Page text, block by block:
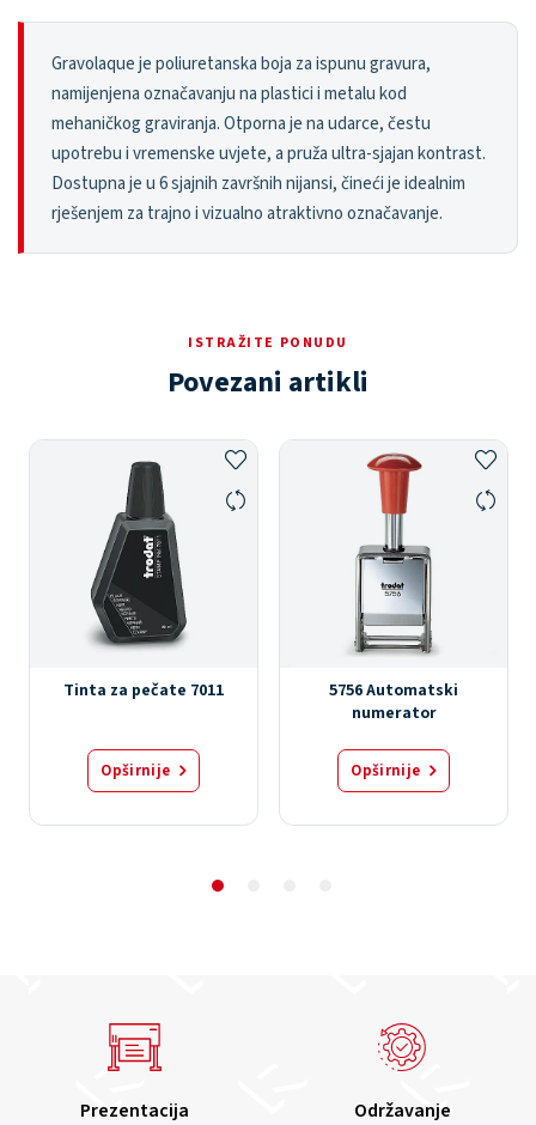
Gravolaque je poliuretanska boja za ispunu gravura,
namijenjena označavanju na plastici i metalu kod
mehaničkog graviranja. Otporna je na udarce, čestu
upotrebu i vremenske uvjete, a pruža ultra-sjajan kontrast.
Dostupna je u 6 sjajnih završnih nijansi, čineći je idealnim
rješenjem za trajno i vizualno atraktivno označavanje.
ISTRAŽITE PONUDU
Povezani artikli
Tinta za pečate 7011
Opširnije
5756 Automatski
numerator
Opširnije
Prezentacija Održavanje